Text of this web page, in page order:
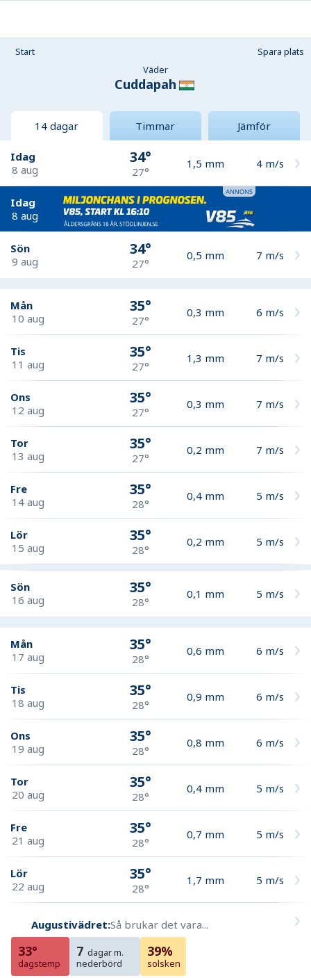
Start
Spara plats
Väder
Cuddapah
14 dagar Timmar Jämför
Idag
8 aug
34°
27°
1,5 mm 4 m/s
Idag
8 aug
Sön
9 aug
34°
27°
0,5 mm 7 m/s
Mån
10 aug
35°
27°
0,3 mm 6 m/s
Tis
11 aug
35°
27°
1,3 mm 7 m/s
Ons
12 aug
35°
27°
0,3 mm 7 m/s
Tor
13 aug
35°
27°
0,2 mm 7 m/s
Fre
14 aug
35°
28°
0,4 mm 5 m/s
Lör
15 aug
35°
28°
0,2 mm 5 m/s
Sön
16 aug
35°
28°
0,1 mm 5 m/s
Mån
17 aug
35°
28°
0,6 mm 6 m/s
Tis
18 aug
35°
28°
0,9 mm 6 m/s
Ons
19 aug
35°
28°
0,8 mm 6 m/s
Tor
20 aug
35°
28°
0,4 mm 5 m/s
Fre
21 aug
35°
28°
0,7 mm 5 m/s
Lör
22 aug
35°
28°
1,7 mm 5 m/s
Augustivädret:Så brukar det vara...
33°
dagstemp
7 dagar m.
nederbörd
39%
solsken